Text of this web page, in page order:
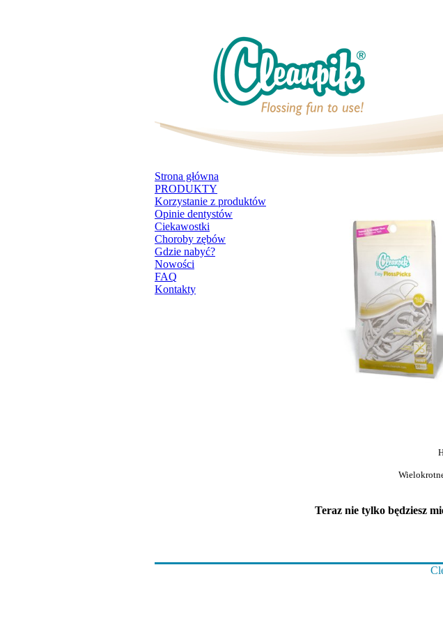
Strona główna
PRODUKTY
Korzystanie z produktów
Opinie dentystów
Ciekawostki
Choroby zębów
Gdzie nabyć?
Nowości
FAQ
Kontakty
Teraz nie tylko będziesz